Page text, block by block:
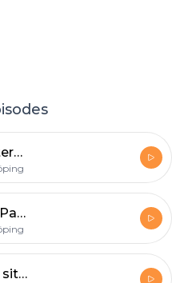
Jesus har möjligheterna - Pastor Roos - Filadelfiaförsamlingen Nyköping
När tiden var inne - Pastor Roos - Filadelfiaförsamlingen Nyköping
Gud skapar genom sitt Ord - Robin Lundgren - Filadelfiaförsamlingen Nyköping